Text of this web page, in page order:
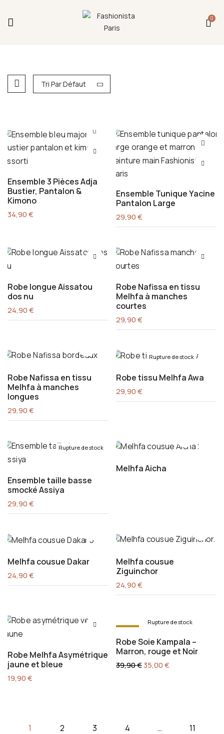
0
Tri Par Défaut
Ensemble 3 Pièces Adja
Bustier, Pantalon &
Kimono
34,90€
Ensemble Tunique Yacine
Pantalon Large
29,90€
Robe longue Aissatou
dos nu
24,90€
Robe Nafissa en tissu
Melhfa à manches
courtes
29,90€
Robe Nafissa en tissu
Melhfa à manches
longues
29,90€
Rupture de stock
Robe tissu Melhfa Awa
29,90€
Rupture de stock
Ensemble taille basse
smocké Assiya
29,90€
Melhfa Aicha
Melhfa cousue Dakar
24,90€
Melhfa cousue
Ziguinchor
24,90€
Robe Melhfa Asymétrique
jaune et bleue
19,90€
-12%
Rupture de stock
Robe Soie Kampala –
Marron, rouge et Noir
39,90€35,00€
1 2 3 4 … 11
Fermeture annuelle du 17 juillet 16h au 12 août.
L'ajout au panier est indisponible et aucune
commande ni remise en main propre ne sera